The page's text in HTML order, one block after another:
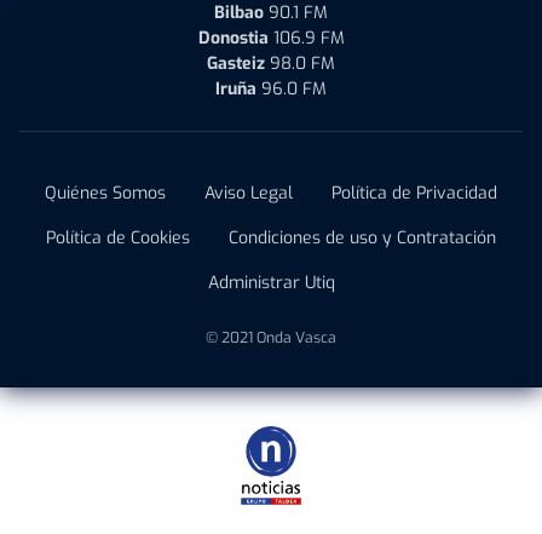
Bilbao 90.1 FM
Donostia 106.9 FM
Gasteiz 98.0 FM
Iruña 96.0 FM
Quiénes Somos Aviso Legal
Política de Privacidad
Política de Cookies
Condiciones de uso y Contratación
Administrar Utiq
© 2021 Onda Vasca